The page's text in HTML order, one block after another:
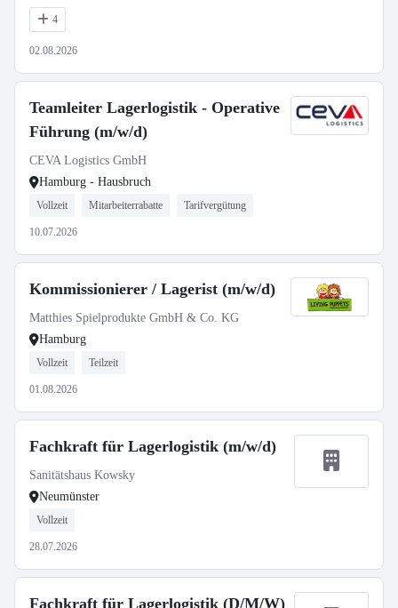
4
02.08.2026
Teamleiter Lagerlogistik - Operative
Führung (m/w/d)
CEVA Logistics GmbH
Hamburg - Hausbruch
Vollzeit Mitarbeiterrabatte Tarifvergütung
10.07.2026
Kommissionierer / Lagerist (m/w/d)
Matthies Spielprodukte GmbH & Co. KG
Hamburg
Vollzeit Teilzeit
01.08.2026
Fachkraft für Lagerlogistik (m/w/d)
Sanitätshaus Kowsky
Neumünster
Vollzeit
28.07.2026
Fachkraft für Lagerlogistik (D/M/W)